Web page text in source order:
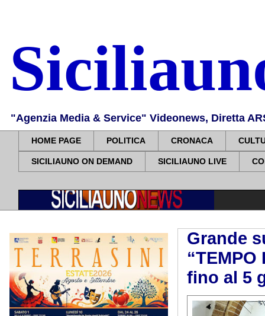
"Agenzia Media & Service" Videonews, Diretta
HOME PAGE POLITICA CRONACA
SICILIAUNO ON DEMAND SICILIAUNO LIVE
Grande
fino al 5